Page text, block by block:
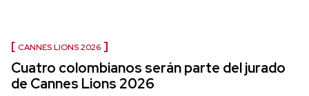
CANNES LIONS 2026
Cuatro colombianos serán parte del jurado
de Cannes Lions 2026